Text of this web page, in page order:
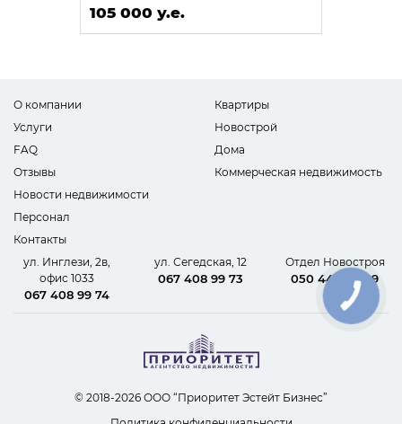
105 000 у.е.
О компании
Услуги
FAQ
Отзывы
Новости недвижимости
Персонал
Контакты
Квартиры
Новострой
Дома
Коммерческая недвижимость
ул. Инглези, 2в,
офис 1033
067 408 99 74
ул. Сегедская, 12
067 408 99 73
Отдел Новостроя
050 440 62 09
© 2018-2026 ООО “Приоритет Эстейт Бизнес”
КНОПКА
СВЯЗИ